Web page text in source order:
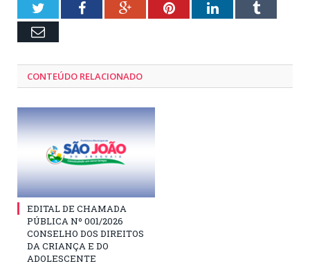
TwitterFacebookGoogle+PinterestLinkedInTumblr
Email
CONTEÚDO RELACIONADO
EDITAL DE CHAMADA
PÚBLICA Nº 001/2026
CONSELHO DOS DIREITOS
DA CRIANÇA E DO
ADOLESCENTE